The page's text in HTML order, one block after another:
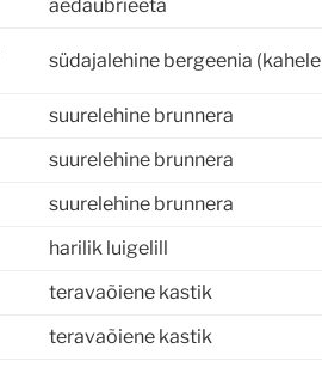
aedaubrieeta
südajalehine bergeenia
suurelehine brunnera
suurelehine brunnera
suurelehine brunnera
harilik luigelill
teravaõiene kastik
teravaõiene kastik